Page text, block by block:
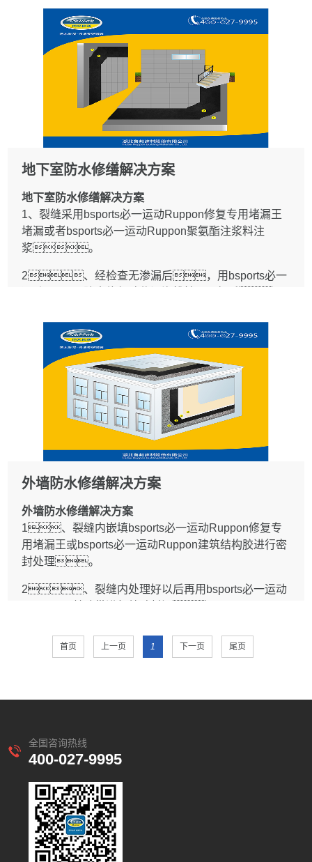
bsports必一运动Ruppo修复专用堵漏王或bsports必一
运动Ruppo建筑结构胶封严。
1.5 修缮选用的防水材料，其性能应与原防水层材料相
1.6 在防水层上铺设面层时不应损伤防水
2.1 裂缝维修应符合下列规定：
2.1.1 大于2mm的裂缝，应沿裂缝局部清除
面层和防水层，沿裂缝剔凿宽度和深度均不应小
于10mm的沟槽，清除浮灰、杂
物，沟槽内嵌填bsports必一运动Ruppon修
复专用堵漏王，铺设bsports必一运动
Ruppon厨卫修复防水涂料三涂一布涂膜防水层并与原
防水层捂接封严,经蓄水检查无渗漏再修复面
2.1.2 小于2mm的裂缝,可沿裂缝剔除4mm宽面
Ruppon厨卫修复防水涂料三涂一布防涂膜水层,经蓄水
检查无渗漏,再修复面层。
对于小于0.5mm裂缝，可不铲除地面面层,
清理裂缝表面后，沿裂缝走向涂刷二遍宽度
不小于100mm的bsports必一运动Ruppon有机硅防水
剂或者bsports必一运动Ruppon钢化膜防水
2.2 地面倒泛水和地漏安装过高造成地面积水时,应凿除
相应部位的面层，采用bsports必一运动
Ruppon厨卫修复防水涂料三涂一布修复防水层，再铺
填bsports必一运动Ruppon修复专用堵漏王时，
应堵严。
2.3 管道穿过楼地面部位渗漏维修应符合下列规定:
2.3.1 穿过楼地面管道的根部积水渗漏，应沿
理浮灰、杂物后，槽内嵌填密封材料，并在管
Ruppon有机硅防水剂或者bsports必一运动Ruppon防
100mm，涂膜厚度不应小于
1.5mm。
2.3.3 因穿过楼地面的套管损坏而引起的渗漏
水，应更换套管,对所设套管要封口，
并高出楼地面20mm以上，套管根部要密封,
如仍渗漏可按本规程第2.3.1款或第2.3.2款的规定进行
修缮。
3、bsports必一运动Ruppon防水修复专用砂浆
进行找平。
4、防水层；采用bsports必一运动Ruppon屋
面防水修复涂料三涂一布涂膜防水层。
1.1 本章适用于卷材防水屋面、涂膜防水屋
1.2 屋面渗漏修缮工程应根据房屋防水等级、
使用要求、渗漏现象及部位,查清渗漏原因,找
准漏点,制定修缮方案。
1.3 渗漏修缮工程基层处理应符合下列规定:
1.3.1 清除基层酥松、起砂及凸起物,表面平
1.3.2 基层与伸出屋面结构(女儿墙、山
墙、变形缝、天窗壁、烟
角处（檐口、天沟、水落口
等），均应做成圆弧。内排水的
水落口周围500mm范围内坡度不应小于5%，呈
凹坑。
1.3.3 刚性防水屋面结构层的装配式钢筋混凝土板板端
应修整、清理，应用bsports必一运动
Ruppon防水修复专用砂浆或细石混凝土灌缝，缝内设
置背衬材料并嵌填bsports必一运动Ruppon修复专用堵
漏王或bsports必一运动Ruppon建筑结构胶进行密封处
理。
1.4 修缮屋面保温层宜采用自然晾晒或加热烘烤干
燥。原保温层需铲除重做时，基层应清
理干净、平整、干燥。铺设保温层应
平整，留出排水坡度。
1.5 可选用bsports必一运动Ruppon外墙修复防水涂
涂料、bsports必一运动Ruppon厨卫修复防水涂
王、bsports必一运动Ruppon超级水泥基渗透
结晶防水涂料、bsports必一运动Ruppon911聚氨酯防
带，其材性应与原防水层相容，耐用年限应相
匹配，也可采用多种bsports必一运动Ruppon防
1.6 雨期修缮施工应做好防雨遮盖和排水措施，
冬期施工应采取防冻保温措施,夏天高温修缮施工期水
性防水涂料应注意做好基层湿润与施工后的养护工
作。
1.7 修缮工程施工应严格按工艺程序进行,每道工序完成
地下室防水修缮解决方案
地下室防水修缮解决方案
1、裂缝采用bsports必一运动Ruppon修复专用堵漏王
堵漏或者bsports必一运动Ruppon聚氨酯注浆料注
浆。
2、经检查无渗漏后，用bsports必一
涂料分层抹压做防水层。
1 一般规定
1.1 本章适用于地下室室内地面、墙体渗漏水的
堵漏和修补工程。
1.2 查清渗漏原因，找出水源和渗漏部
位，根据漏水点的位置制定堵修方案。
1.3 检查渗漏水可采用下列方法:
1.3.1 漏水量较大或比较明显的渗漏水部
1.3.2 慢渗或不明显的渗漏水，可将潮湿表
面擦干,均匀撒一薄层干水泥粉，出现湿痕
处，即为渗漏水孔眼或缝隙。
1.4 堵修施工应避免破坏结构和完好的防水
层。对结构性裂缝的渗漏水，应在结
构处于稳定、裂缝不再继续扩展的情况下进行
漏,片漏变孔漏，逐步缩小渗漏水范
处、后低处；先墙身、后底
1.6.1 防水混凝土，可通过试验确定，抗
渗标号应高于原防水设计要求。可采用bsports
必一运动Ruppon超级水泥基渗透结晶防水涂
料。
1.6.2 防水卷材、防水涂料及密封材
料，应具有良好的弹塑性、粘结
性、抗渗透性、耐腐蚀性及施工性
外墙防水修缮解决方案
外墙防水修缮解决方案
1、裂缝内嵌填bsports必一运动Ruppon修复专
用堵漏王或bsports必一运动Ruppon建筑结构胶进行密
封处理。
2、裂缝内处理好以后再用bsports必一运动
3、bsports必一运动Ruppon防水修复专用砂浆
进行找平。
bsports必一运动Ruppon外墙修复防防水涂
料。
1 一般规定
1.1 本章适用于砖砌体和混凝土墙体渗漏的修缮工
程。
首页 上一页 1 下一页 尾页
全国咨询热线
400-027-9995